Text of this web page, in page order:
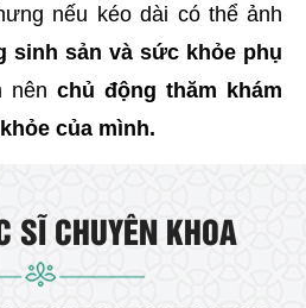
nếu kéo dài có thể ảnh
sinh sản và sức khỏe phụ
nênchủ động thăm khám
của mình.
SĨ CHUYÊN KHOA